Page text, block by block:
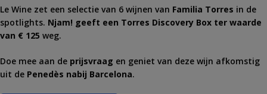
Le Wine zet een selectie van 6 wijnen van Familia Torres in de
spotlights. Njam! geeft een Torres Discovery Box ter waarde
van € 125 weg.
Doe mee aan de prijsvraag en geniet van deze wijn afkomstig
uit de Penedès nabij Barcelona.